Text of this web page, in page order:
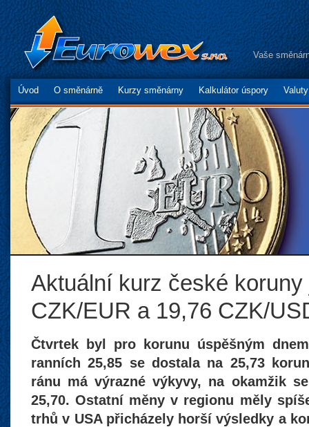
Vaše
Úvod O směnárně Kurzy směnárny Kalkulátor úspory
Aktuální kurz české koruny
CZK/EUR a 19,76 CZK/
Čtvrtek byl pro korunu úspěšným
ranních 25,85 se dostala na 25,73
ránu má výrazné výkyvy, na okamžik
25,70. Ostatní měny v regionu měly
trhů v USA přicházely horší výsledky a